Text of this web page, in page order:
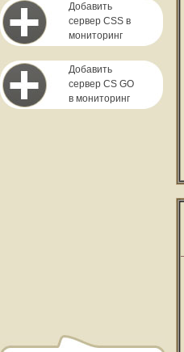
Добавить
сервер CSS в
мониторинг
Добавить
сервер CS GO
в мониторинг